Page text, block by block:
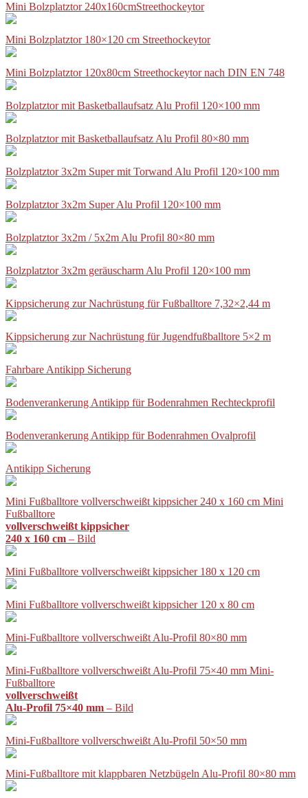
Mini Bolzplatztor 240x160cmStreethockeytor
Mini Bolzplatztor 180×120 cm Streethockeytor
Mini Bolzplatztor 120x80cm Streethockeytor nach DIN EN 748
Bolzplatztor mit Basketballaufsatz Alu Profil 120×100 mm
Bolzplatztor mit Basketballaufsatz Alu Profil 80×80 mm
Bolzplatztor 3x2m Super mit Torwand Alu Profil 120×100 mm
Bolzplatztor 3x2m Super Alu Profil 120×100 mm
Bolzplatztor 3x2m / 5x2m Alu Profil 80×80 mm
Bolzplatztor 3x2m geräuscharm Alu Profil 120×100 mm
Kippsicherung zur Nachrüstung für Fußballtore 7,32×2,44 m
Kippsicherung zur Nachrüstung für Jugendfußballtore 5×2 m
Fahrbare Antikipp Sicherung
Bodenverankerung Antikipp für Bodenrahmen Rechteckprofil
Bodenverankerung Antikipp für Bodenrahmen Ovalprofil
Antikipp Sicherung
Mini Fußballtore vollverschweißt kippsicher 240 x 160 cm Mini
Fußballtore
vollverschweißt kippsicher
240 x 160 cm – Bild
Mini Fußballtore vollverschweißt kippsicher 180 x 120 cm
Mini Fußballtore vollverschweißt kippsicher 120 x 80 cm
Mini-Fußballtore vollverschweißt Alu-Profil 80×80 mm
Mini-Fußballtore vollverschweißt Alu-Profil 75×40 mm Mini-
Fußballtore
vollverschweißt
Alu-Profil 75×40 mm – Bild
Mini-Fußballtore vollverschweißt Alu-Profil 50×50 mm
Mini-Fußballtore mit klappbaren Netzbügeln Alu-Profil 80×80 mm